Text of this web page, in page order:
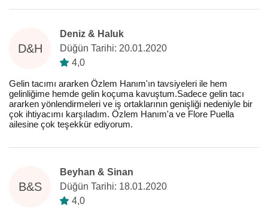
D&H
Deniz & Haluk
Düğün Tarihi: 20.01.2020
4,0
Gelin tacımı ararken Özlem Hanım'ın tavsiyeleri ile hem
gelinliğime hemde gelin koçuma kavuştum.Sadece gelin tacı
ararken yönlendirmeleri ve iş ortaklarının genişliği nedeniyle bir
çok ihtiyacımı karşıladım. Özlem Hanım'a ve Flore Puella
ailesine çok teşekkür ediyorum.
B&S
Beyhan & Sinan
Düğün Tarihi: 18.01.2020
4,0